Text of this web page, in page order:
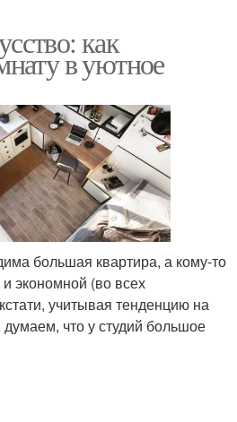
как
в уютное
большая квартира, а кому-то
экономной (во всех
учитывая тенденцию на
что у студий большое